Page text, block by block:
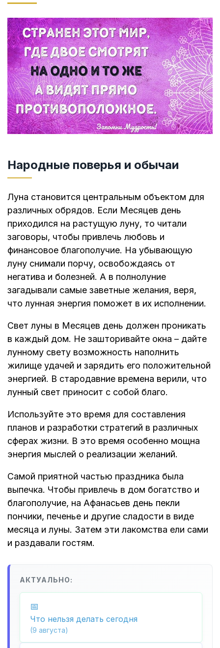
Народные поверья и обычаи
Луна становится центральным объектом для
различных обрядов. Если Месяцев день
приходился на растущую луну, то читали
заговоры, чтобы привлечь любовь и
финансовое благополучие. На убывающую
луну снимали порчу, освобождаясь от
негатива и болезней. А в полнолуние
загадывали самые заветные желания, веря,
что лунная энергия поможет в их исполнении.
Свет луны в Месяцев день должен проникать
в каждый дом. Не зашторивайте окна – дайте
лунному свету возможность наполнить
жилище удачей и зарядить его положительной
энергией. В стародавние времена верили, что
лунный свет приносит с собой благо.
Используйте это время для составления
планов и разработки стратегий в различных
сферах жизни. В это время особенно мощна
энергия мыслей о реализации желаний.
Самой приятной частью праздника была
выпечка. Чтобы привлечь в дом богатство и
благополучие, на Афанасьев день пекли
пончики, печенье и другие сладости в виде
месяца и луны. Затем эти лакомства ели сами
и раздавали гостям.
АКТУАЛЬНО:
Что нельзя делать сегодня
(9 августа)